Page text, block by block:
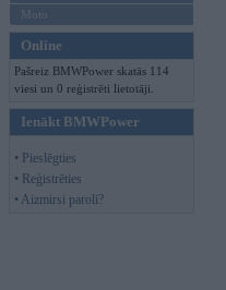
Moto
Online
Pašreiz BMWPower skatās 114
viesi un 0 reģistrēti lietotāji.
Ienākt BMWPower
• Pieslēgties
• Reģistrēties
• Aizmirsi paroli?